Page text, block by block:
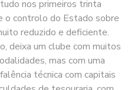
nos primeiros trinta
o controlo do Estado sobre
reduzido e deficiente.
deixa um clube com muitos
mas com uma
técnica com capitais